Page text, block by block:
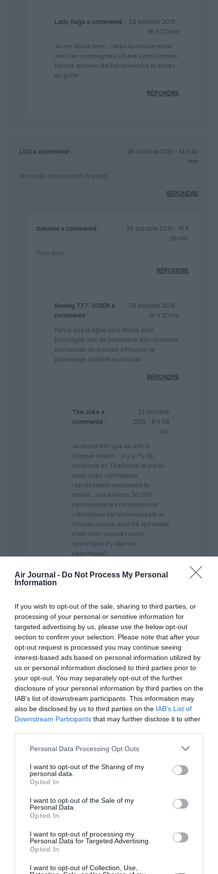
Air Journal - Do Not Process My Personal
Information
If you wish to opt-out of the sale, sharing to third parties, or
processing of your personal or sensitive information for
targeted advertising by us, please use the below opt-out
section to confirm your selection. Please note that after your
opt-out request is processed you may continue seeing
interest-based ads based on personal information utilized by
us or personal information disclosed to third parties prior to
your opt-out. You may separately opt-out of the further
disclosure of your personal information by third parties on the
IAB’s list of downstream participants. This information may
also be disclosed by us to third parties on the IAB’s List of
Downstream Participants that may further disclose it to other
Personal Data Processing Opt Outs
I want to opt-out of the Sharing of my
personal data.
Opted In
I want to opt-out of the Sale of my
Personal Data.
Opted In
I want to opt-out of processing my
Personal Data for Targeted Advertising.
Opted In
I want to opt-out of Collection, Use,
Lady Gaga a commenté : 26 octobre 2015 -
16 h 22 min
Je me doute bien … mais la concurrence
avec les compagnies US est a priori moins
féroce qu’avec les Européennes et celles
du golfe
RÉPONDRE
LSO a commenté :
26 octobre 2015 - 14 h 42
min
les curés ont un sursis !!! youpi
RÉPONDRE
banania a commenté :
26 octobre 2015 - 15 h
26 min
Pourquoi
RÉPONDRE
Boeing 777-300ER a
commenté :
26 octobre 2015 -
16 h 12 min
Parce que la ligne vers Rome sera
prolongée afin de permettre aux chrétiens
thaïlandais de pouvoir effectuer le
pèlerinage de Noël au Vatican.
RÉPONDRE
The Joke a
commenté :
27 octobre
2015 - 8 h 08
min
Je doute fort que ce soit là
l’unique raison…..il y a 1% de
chrétiens en Thaïlande,et parmi
ceux ci les catholiques
représentent seulement la
moitié…soit environ 30.000
personnes!( les chrétiens non
catholiques ne reconnaissant au
Vatican aucune autorité spirituelle
n’ont donc aucune raison
spécifique d’y aller en
pèlerinage!)
Thaïlande comme ailleurs, tout le
une obligation,ceci n’existe pas
chez les Cathos)… Enlevez aussi
tout ceux qui n’auront pas les
moyens d’un tel voyage (
avion+hébergement)…. et vous
comprendrez que le
prolongement de la ligne sur
Rome pour quelques mois doit
avoir d’autres motifs….
RÉPONDRE
Dim-Ga commenté :
26 octobre 2015 - 20 h 41
Les taux de réservation depuis le coup d’état à tout de même
sensiblement chuter. Bien que cela n’explique pas tous, ça en
explique une bonne partie.
RÉPONDRE